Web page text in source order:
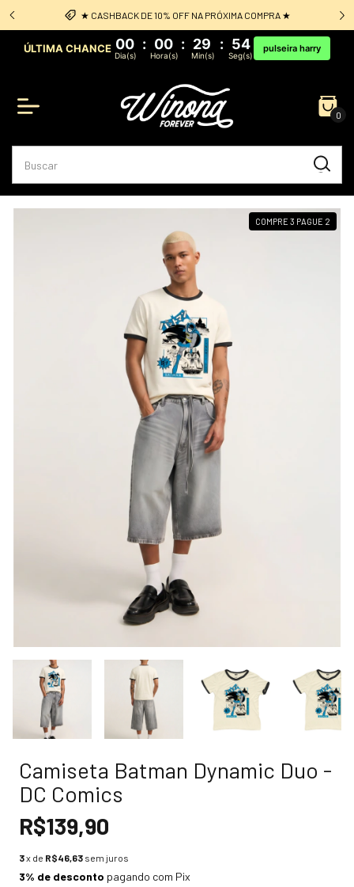
★ Frete Grátis: acima de R$349 sul e sudeste
ÚLTIMA CHANCE 00 : 00 : 29 : 54
Dia(s) Hora(s) Min(s) Seg(s)
pulseira harry
0
COMPRE 3 PAGUE 2
Camiseta Batman Dynamic Duo -
DC Comics
R$139,90
3x de R$46,63 sem juros
3% de desconto pagando com Pix